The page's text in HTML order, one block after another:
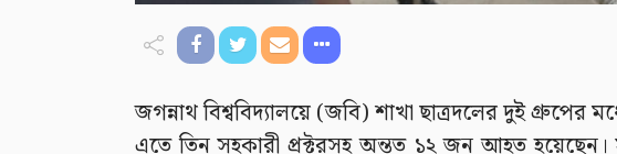
জগন্নাথ বিশ্ববিদ্যালয়ে (জবি) শাখা ছাত্রদলের দুই গ্রুপের
এতে তিন সহকারী প্রক্টরসহ অন্তত ১২ জন আহত হয়েছেন।